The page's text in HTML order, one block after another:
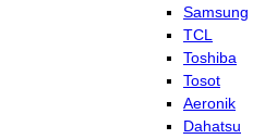
Samsung
TCL
Toshiba
Tosot
Aeronik
Dahatsu